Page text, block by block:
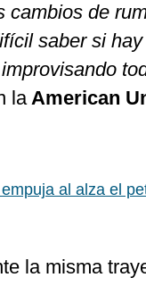
cambios de
saber si
laAmerican
al alza el
la misma